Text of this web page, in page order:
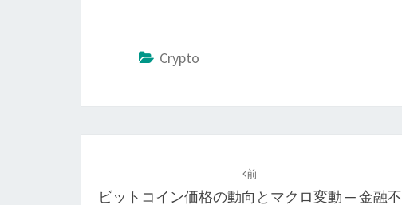
Crypto
前
ビットコイン価格の動向とマクロ変動 ─ 金融不